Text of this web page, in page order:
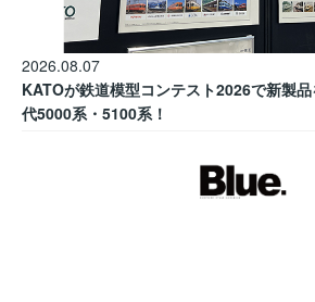
2026.08.07
KATOが鉄道模型コンテスト2026で新製
代5000系・5100系！